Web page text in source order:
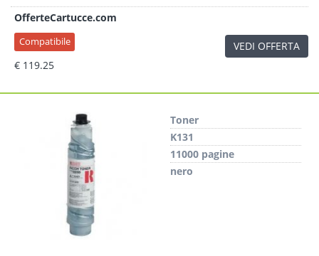
OfferteCartucce.com
Compatibile
€ 119.25
VEDI OFFERTA
Toner
K131
11000 pagine
nero